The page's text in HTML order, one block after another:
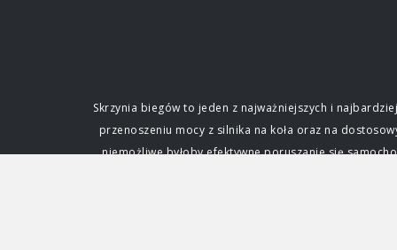
Skrzynia biegów to jeden z najważniejszych i
przenoszeniu mocy z silnika na koła oraz na
niemożliwe byłoby efektywne poruszanie się